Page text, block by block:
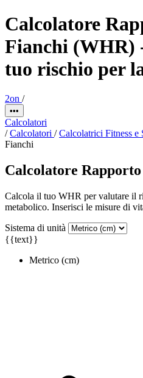
Calcolatore
Fianchi (WHR)
tuo rischio per
2on /
•••
Calcolatori
/ Calcolatori / Calcolatrici Fitness e
Fianchi
Calcolatore
Calcola il tuo WHR per valutare il
metabolico. Inserisci le misure di
Sistema di unità
{{text}}
Metrico (cm)